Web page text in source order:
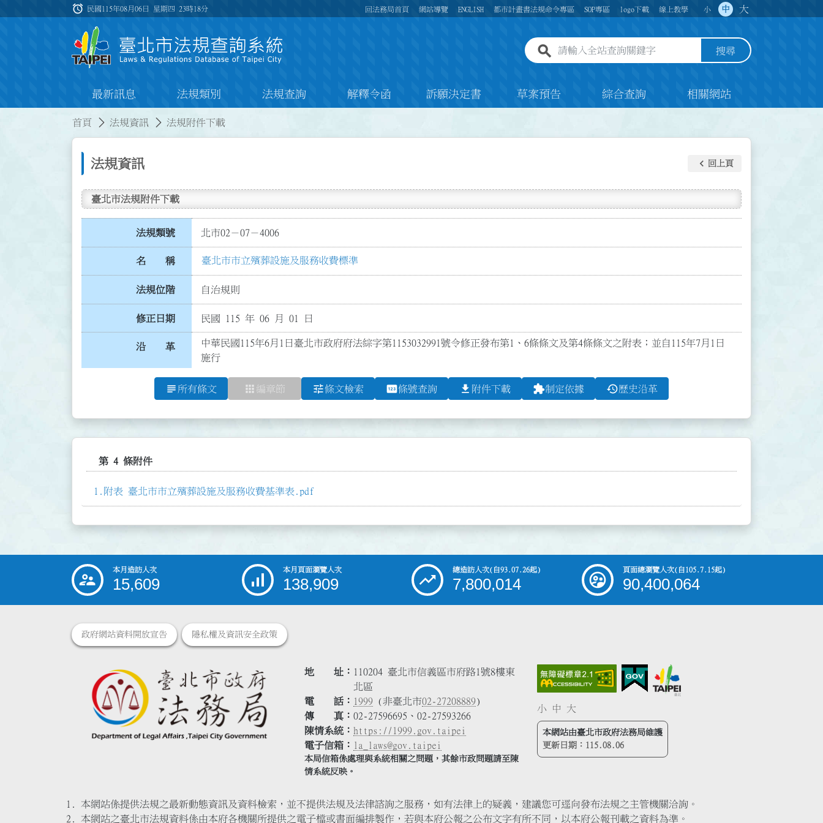
:::
alarm 民國115年08月06日 星期四23時18分 回法務局首頁 網站導覽 ENGLISH 都市計畫書法規命令專區 SOP專區 logo下載 線上教學 小 中 大
全站查詢關鍵字欄位 搜尋
最新訊息 法規類別 法規查詢 解釋令函 訴願決定書 草案預告 綜合查詢 相關網站
首頁 法規資訊 法規附件下載
法規資訊 keyboard_arrow_left 回上頁
臺北市法規附件下載
法規類號 北市02－07－4006
名 稱 臺北市市立殯葬設施及服務收費標準
法規位階 自治規則
修正日期 民國 115 年 06 月 01 日
沿 革
中華民國115年6月1日臺北市政府府法綜字第1153032991號令修正發布第1、6條條文及第4條條文之附表；並自115年7月1日
施行
subject 所有條文 apps 編章節 tune條文檢索 pin條號查詢 file_download 附件下載 extension制定依據 history歷史沿革
第 4 條附件
附表 臺北市市立殯葬設施及服務收費基準表.pdf
::: 本月造訪人次
15,609
本月頁面瀏覽人次
138,909
總造訪人次(自93.07.26起)
7,800,014
頁面總瀏覽人次(自105.7.15起)
90,400,064
政府網站資料開放宣告 隱私權及資訊安全政策
地 址
110204 臺北市信義區市府路1號8樓東
北區
電 話
1999 (非臺北市02-27208889)
傳 真
02-27596695、02-27593266
陳情系統
https://1999.gov.taipei
電子信箱
la_laws@gov.taipei
本局信箱係處理與系統相關之問題，其餘市政問題請至陳
情系統反映。
小 中 大
本網站由臺北市政府法務局維護
更新日期： 115.08.06
本網站係提供法規之最新動態資訊及資料檢索，並不提供法規及法律諮詢之服務，如有法律上的疑義，建議您可逕向發布法規之主管機關洽詢。
本網站之臺北市法規資料係由本府各機關所提供之電子檔或書面編排製作，若與本府公報之公布文字有所不同，以本府公報刊載之資料為準。